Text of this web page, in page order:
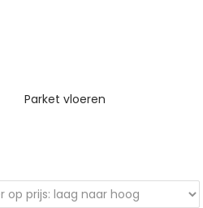
Parket vloeren